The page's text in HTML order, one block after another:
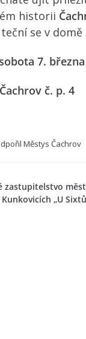
historii
se v domě
7.
Čachrov č. p. 4
Městys Čachrov
zastupitelstvo
Kunkovicích „U